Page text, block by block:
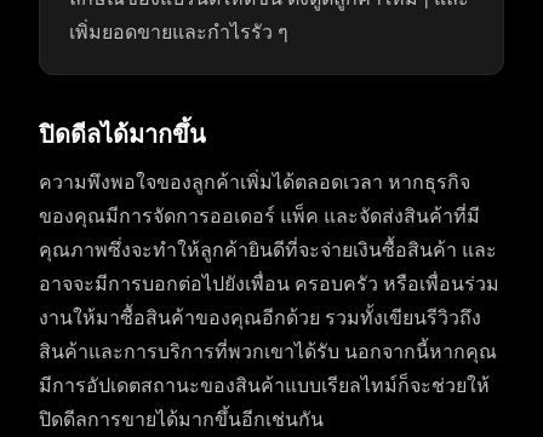
เพิ่มยอดขายและกำไรรัว ๆ
ปิดดีลได้มากขึ้น
ความพึงพอใจของลูกค้าเพิ่มได้ตลอดเวลา หากธุรกิจ
ของคุณมีการจัดการออเดอร์ แพ็ค และจัดส่งสินค้าที่มี
คุณภาพซึ่งจะทำให้ลูกค้ายินดีที่จะจ่ายเงินซื้อสินค้า และ
อาจจะมีการบอกต่อไปยังเพื่อน ครอบครัว หรือเพื่อนร่วม
งานให้มาซื้อสินค้าของคุณอีกด้วย รวมทั้งเขียนรีวิวถึง
สินค้าและการบริการที่พวกเขาได้รับ นอกจากนี้หากคุณ
มีการอัปเดตสถานะของสินค้าแบบเรียลไทม์ก็จะช่วยให้
ปิดดีลการขายได้มากขึ้นอีกเช่นกัน